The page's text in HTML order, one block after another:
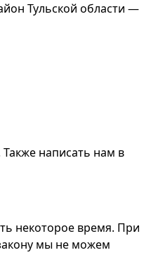
Тульской области —
написать нам в
некоторое время. При
мы не можем